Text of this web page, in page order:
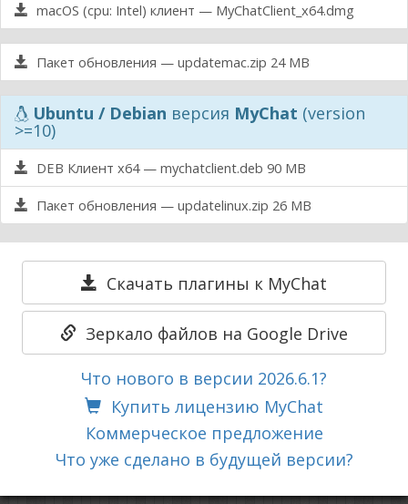
macOS (cpu: Intel) клиент — MyChatClient_x64.dmg
Пакет обновления — updatemac.zip 24 MB
Ubuntu / Debian версия MyChat (version
>=10)
DEB Клиент x64 — mychatclient.deb90 MB
Пакет обновления — updatelinux.zip 26 MB
Скачать плагины к MyChat
Зеркало файлов на Google Drive
Что нового в версии 2026.6.1?
Купить лицензию MyChat
Коммерческое предложение
Что уже сделано в будущей версии?